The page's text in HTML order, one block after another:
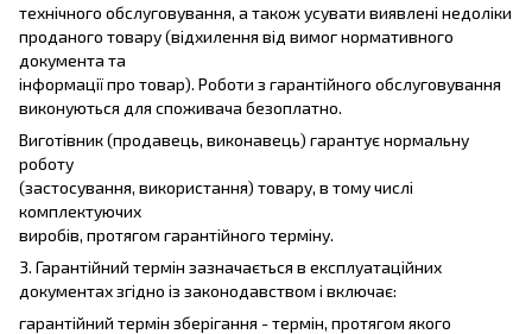
технічного обслуговування, а також усувати виявлені недоліки
проданого товару (відхилення від вимог нормативного
документа та
інформації про товар). Роботи з гарантійного обслуговування
виконуються для споживача безоплатно.
Виготівник (продавець, виконавець) гарантує нормальну
роботу
(застосування, використання) товару, в тому числі
комплектуючих
виробів, протягом гарантійного терміну.
3. Гарантійний термін зазначається в експлуатаційних
документах згідно із законодавством і включає:
гарантійний термін зберігання - термін, протягом якого